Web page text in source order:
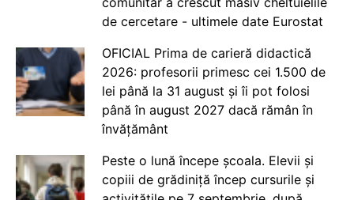
de cercetare - ultimele date Eurostat
OFICIAL Prima de carieră didactică
2026: profesorii primesc cei 1.500 de
lei până la 31 august și îi pot folosi
până în august 2027 dacă rămân în
învățământ
Peste o lună începe școala. Elevii și
copiii de grădiniță încep cursurile și